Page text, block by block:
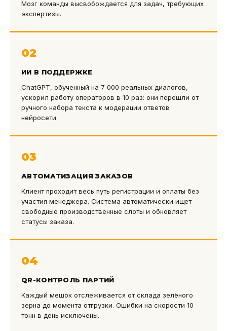
Мозг команды высвобождается для задач, требующих
экспертизы.
02
ИИ В ПОДДЕРЖКЕ
ChatGPT, обученный на 7 000 реальных диалогов,
ускорил работу операторов в 10 раз: они перешли от
ручного набора текста к модерации ответов
нейросети.
03
АВТОМАТИЗАЦИЯ ЗАКАЗОВ
Клиент проходит весь путь регистрации и оплаты без
участия менеджера. Система автоматически ищет
свободные производственные слоты и обновляет
статусы заказа.
04
QR-КОНТРОЛЬ ПАРТИЙ
Каждый мешок отслеживается от склада зелёного
зерна до момента отгрузки. Ошибки на скорости 10
тонн в день исключены.